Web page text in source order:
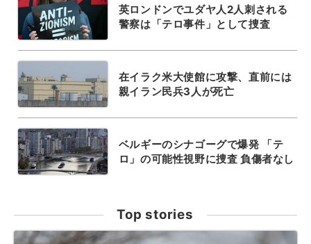
英ロンドンでユダヤ人2人刺される
警察は「テロ事件」として捜査
在イラク米大使館に攻撃、直前には
親イラン民兵3人が死亡
ベルギーのシナゴーグで爆発 「テ
ロ」の可能性視野に捜査 負傷者なし
Top stories